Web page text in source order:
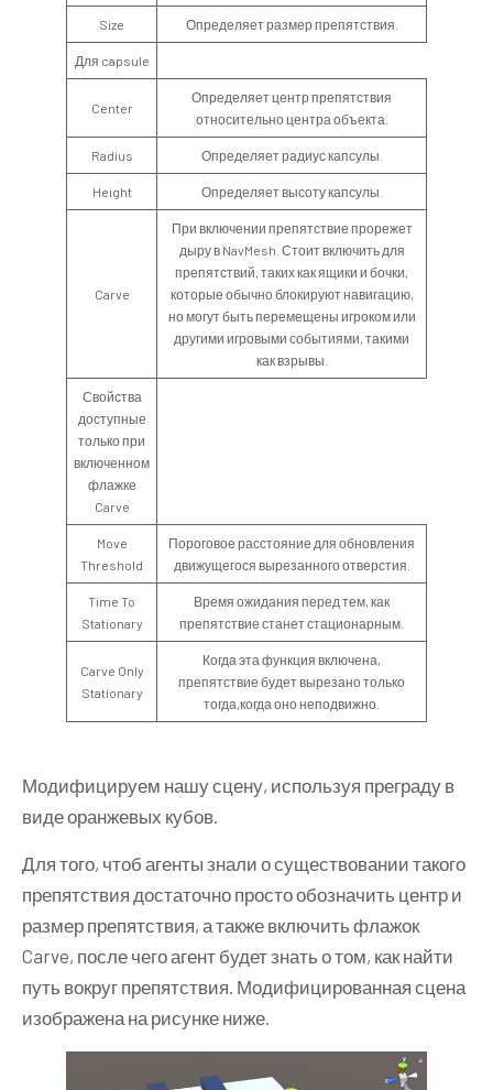
Size Определяет размер препятствия.
Для capsule
Center
Определяет центр препятствия
относительно центра объекта.
Radius Определяет радиус капсулы.
Height Определяет высоту капсулы.
Carve
При включении препятствие прорежет
дыру в NavMesh. Стоит включить для
препятствий, таких как ящики и бочки,
которые обычно блокируют навигацию,
но могут быть перемещены игроком или
другими игровыми событиями, такими
как взрывы.
Свойства
доступные
только при
включенном
флажке
Carve
Move
Threshold
Пороговое расстояние для обновления
движущегося вырезанного отверстия.
Time To
Stationary
Время ожидания перед тем, как
препятствие станет стационарным.
Carve Only
Stationary
Когда эта функция включена,
препятствие будет вырезано только
тогда,когда оно неподвижно.
Модифицируем нашу сцену, используя преграду в
виде оранжевых кубов.
Для того, чтоб агенты знали о существовании такого
препятствия достаточно просто обозначить центр и
размер препятствия, а также включить флажок
Carve, после чего агент будет знать о том, как найти
путь вокруг препятствия. Модифицированная сцена
изображена на рисунке ниже.